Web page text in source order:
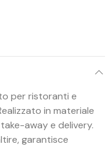
per ristoranti e
in materiale
away e delivery.
garantisce